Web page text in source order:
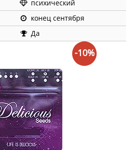
психический
конец сентября
Да
-10%